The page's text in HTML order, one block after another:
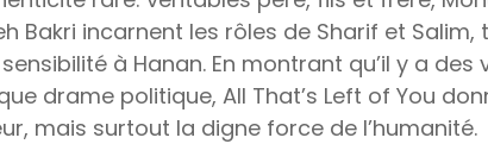
Bakri incarnent les rôles de Sharif et Salim,
à Hanan. En montrant qu’il y a des
drame politique, All That’s Left of You
mais surtout la digne force de l’humanité.